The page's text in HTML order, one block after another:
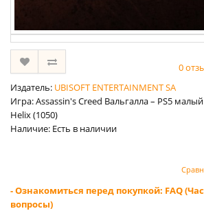
0
Издатель: UBISOFT ENTERTAINMENT SA
Игра: Assassin's Creed Вальгалла – PS5
Helix (1050)
Наличие: Есть в наличии
- Ознакомиться перед покупкой: FAQ
вопросы)